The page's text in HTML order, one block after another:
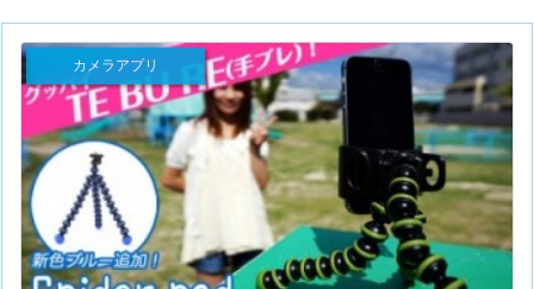
カメラアプリ